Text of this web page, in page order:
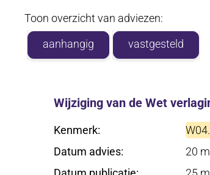
Toon overzicht van adviezen:
aanhangig
vastgesteld
Wijziging van de Wet
Kenmerk
Datum advies
20